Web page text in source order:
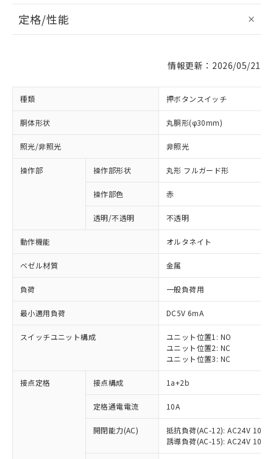
定格/性能
情報更新：2026/05/21
種類 押ボタンスイッチ
胴体形状 丸胴形(φ30mm)
照光/非照光 非照光
操作部 操作部形状 丸形 フルガード形
操作部色 赤
透明/不透明 不透明
動作機能 オルタネイト
ベゼル材質 金属
負荷 一般負荷用
最小適用負荷 DC5V 6mA
スイッチユニット構成
ユニット位置1: NO
ユニット位置2: NC
ユニット位置3: NC
接点定格 接点構成 1a+2b
定格通電電流 10A
開閉能力(AC)
抵抗負荷(AC-12): AC24V 10A/
誘導負荷(AC-15): AC24V
※1 対応状況
対応済み：EU RoHS指令（10物質）の
非含有に対応した製品が提供可能な商品で
対応予定：EU RoHS指令（10物質）の非含